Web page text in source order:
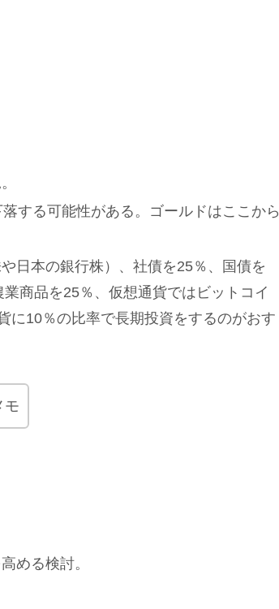
する可能性がある。ゴールドはここから
日本の銀行株）、社債を25％、国債を
商品を25％、仮想通貨ではビットコイ
に10％の比率で長期投資をするのがおす
モ
める検討。